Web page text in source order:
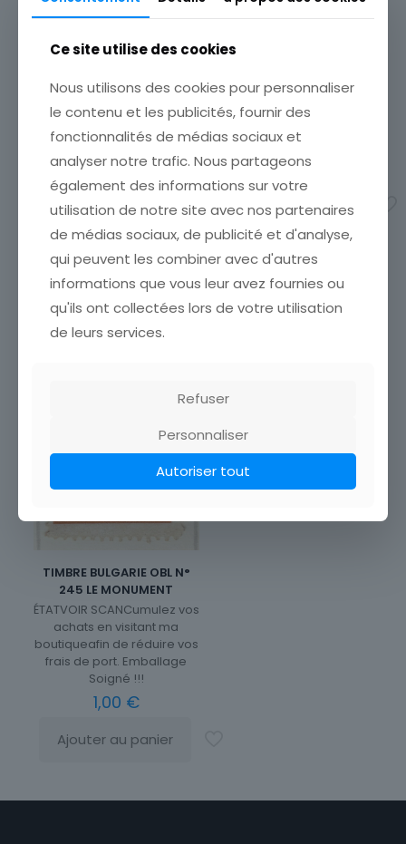
Oblitéré
Pays de fabrication
Roumanie
Thème
Transports
TIMBRE ROUMANIE AL
ORASCU
ÉTATVOIR SCANCumulez vos
achats en visitant ma
boutiqueafin de réduire vos
frais de port. Emballage
Soigné !!!
1,00 €
Ajouter au panier
LOT DE 5 TIMBRES
MISSIONS APOLLO
achats en visitant ma
boutiqueafin de réduire vos
Soigné !!!
3,50€
Ajouter au panier
TIMBRE BULGARIE OBL N°
245 LE MONUMENT
ÉTATVOIR SCANCumulez vos
achats en visitant ma
boutiqueafin de réduire vos
frais de port. Emballage
Soigné !!!
1,00 €
Ajouter au panier
Ce site utilise des cookies
Nous utilisons des cookies pour personnaliser
le contenu et les publicités, fournir des
fonctionnalités de médias sociaux et
analyser notre trafic. Nous partageons
également des informations sur votre
utilisation de notre site avec nos partenaires
de médias sociaux, de publicité et d'analyse,
qui peuvent les combiner avec d'autres
informations que vous leur avez fournies ou
qu'ils ont collectées lors de votre utilisation
de leurs services.
Refuser
Personnaliser
Autoriser tout